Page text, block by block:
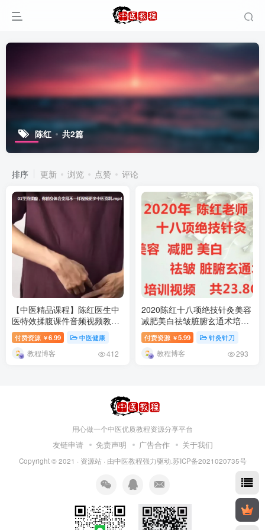
陈红 共2篇
排序 更新 浏览 点赞 评论
【中医精品课程】陈红医生中
医特效揉腹课件音频视频教程-
百度网盘下载
付费资源 ￥6.99 中医健康
教程博客 412
2020陈红十八项绝技针灸美容
减肥美白祛皱脏腑玄通术培训
视频教程-百度网盘下载
付费资源 ￥5.99 针灸针刀
教程博客 293
用心做一个中医优质教程资源分享平台
友链申请 免责声明 广告合作 关于我们
Copyright © 2021 · 资源站· 由中医教程强力驱动.苏ICP备2021020735号